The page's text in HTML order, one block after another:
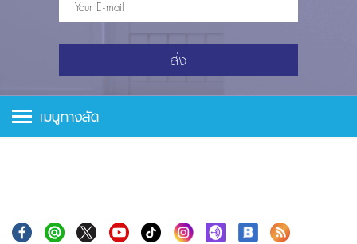
ส่ง
เมนูทางลัด